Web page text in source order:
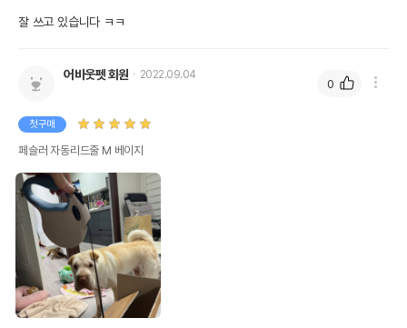
잘 쓰고 있습니다 ㅋㅋ
어바웃펫 회원 2022.09.04
첫구매
페슬러 자동리드줄 M 베이지
0